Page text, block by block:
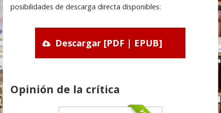
posibilidades de descarga directa disponibles:
Descargar [PDF | EPUB]
Opinión de la crítica